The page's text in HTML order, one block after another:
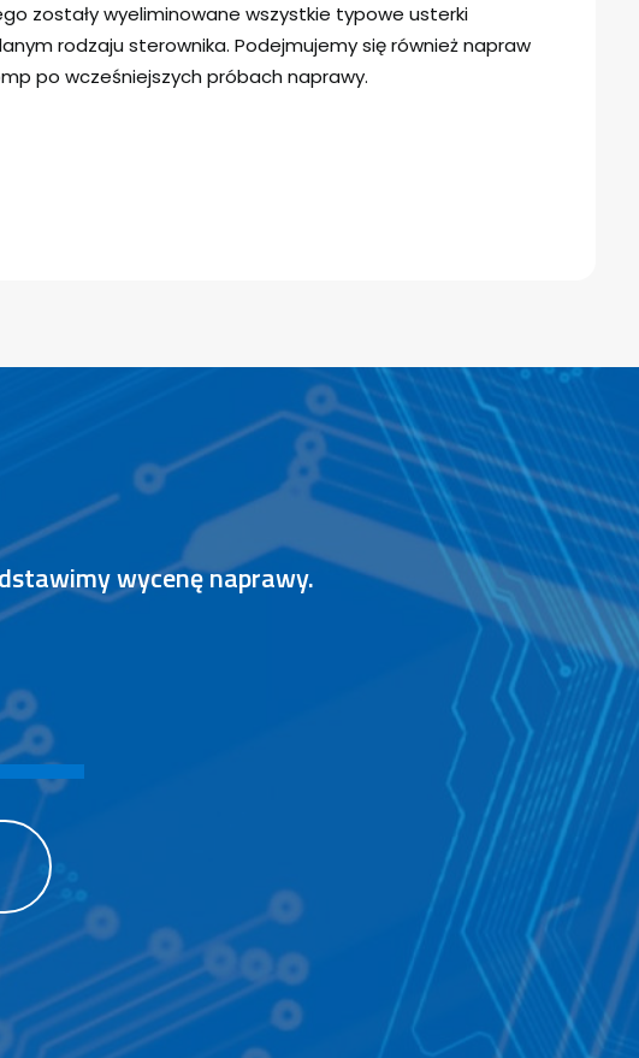
zostały wyeliminowane wszystkie typowe usterki
rodzaju sterownika. Podejmujemy się również napraw
po wcześniejszych próbach naprawy.
wycenę naprawy.
E